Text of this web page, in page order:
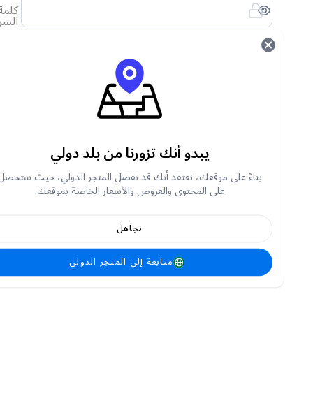
السر
لقد نسيت كلمة المرور الخاصة بي
تسجيل الدخول
أنشئ حساب جديد
يبدو أنك تزورنا من بلد دولي
بناءً على موقعك، نعتقد أنك قد تفضل المتجر الدولي، حيث ستحصل
على المحتوى والعروض والأسعار الخاصة بموقعك.
متابعة إلى المتجر الدولي